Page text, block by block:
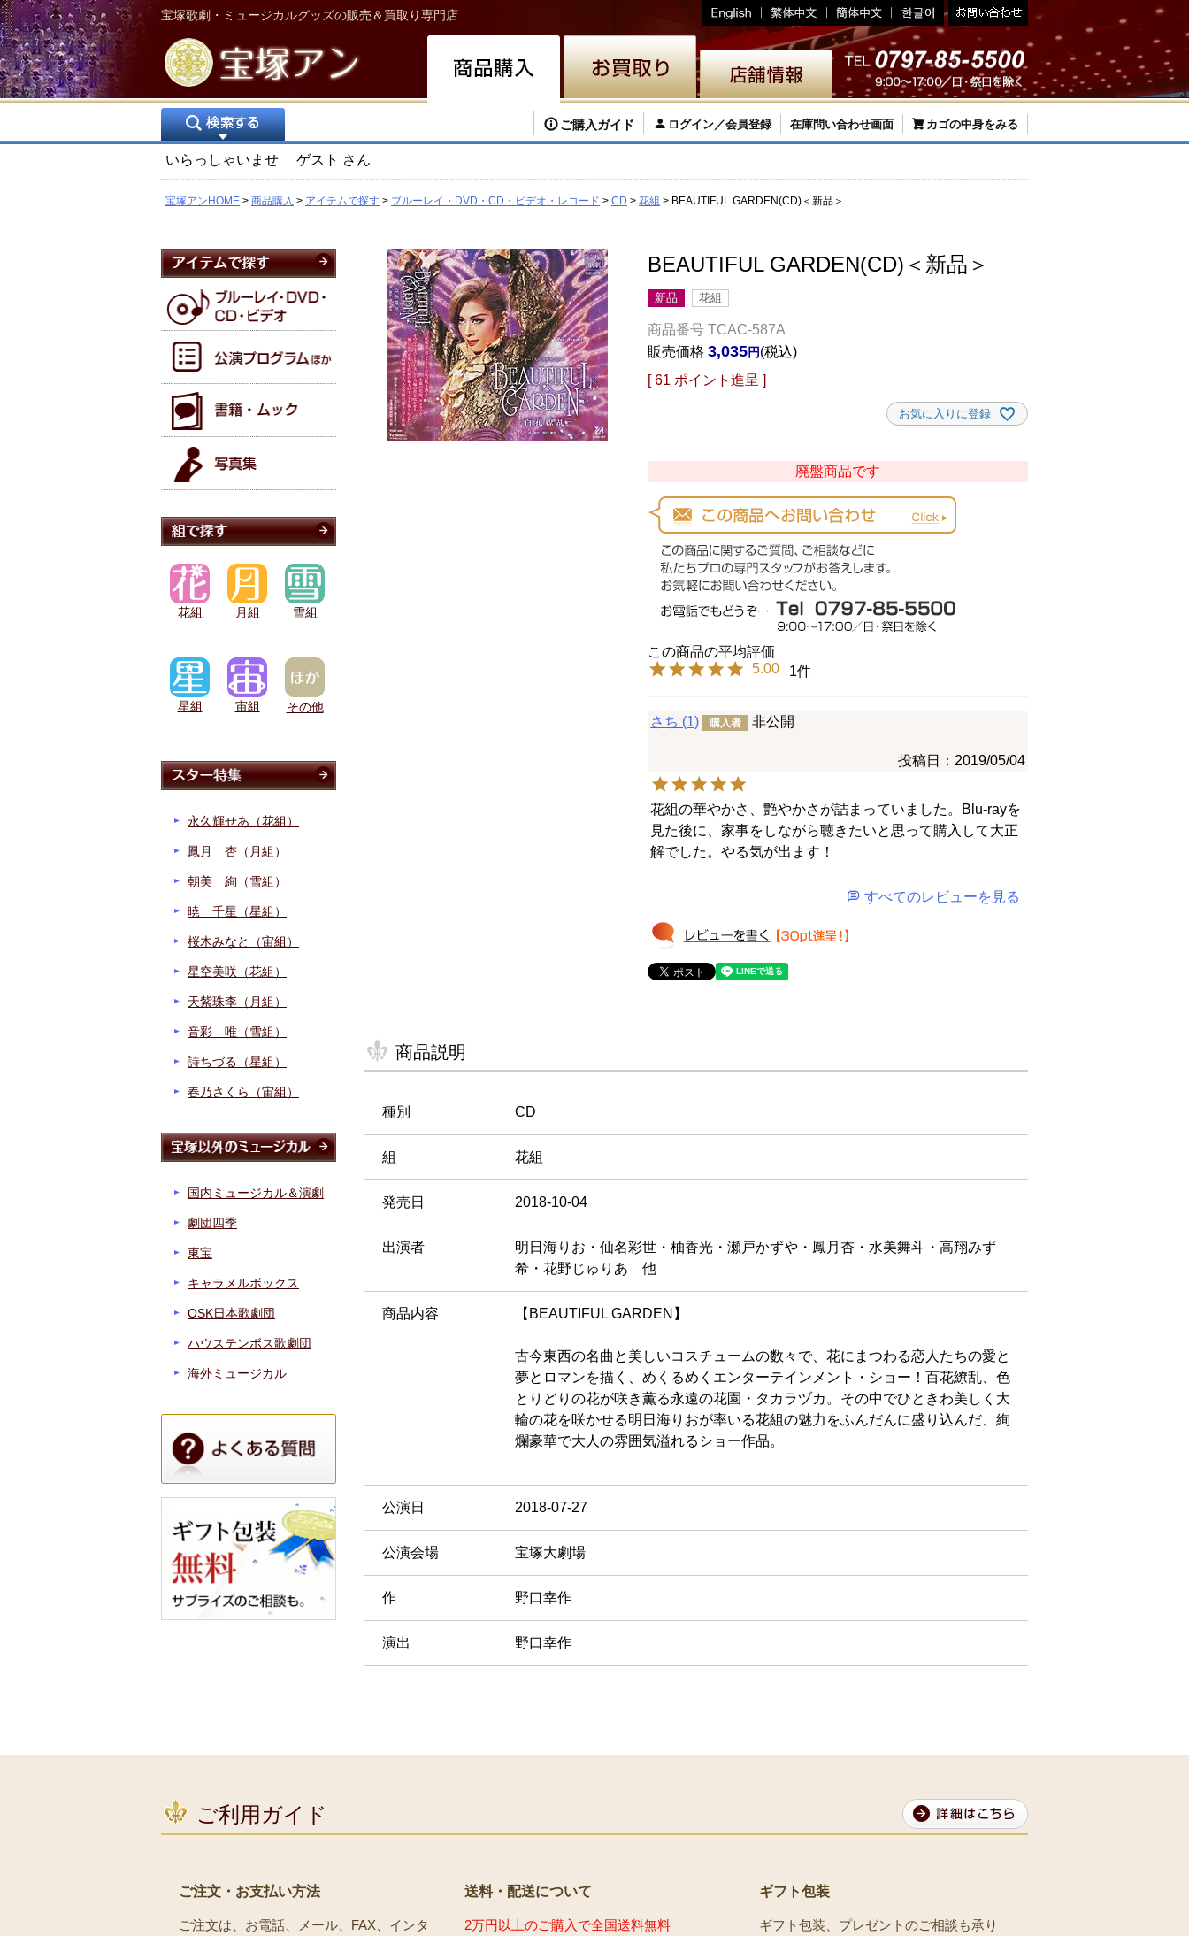
宝塚歌劇・ミュージカルグッズの販売＆買取り専門店
ご購入ガイド ログイン／会員登録 在庫問い合わせ画面 カゴの中身をみる
いらっしゃいませ ゲスト さん
宝塚アンHOME 商品購入 アイテムで探す ブルーレイ・DVD・CD・ビデオ・レコード CD 花組 BEAUTIFUL GARDEN(CD)＜新品＞
BEAUTIFUL GARDEN(CD)＜新品＞
新品 花組
商品番号 TCAC-587A
販売価格 3,035
税込
[ 61 ポイント進呈 ]
お気に入りに登録
廃盤商品です
5.00 1
さち 1 購入者 非公開
投稿日 2019/05/04
花組の華やかさ、艶やかさが詰まっていました。Blu-rayを
見た後に、家事をしながら聴きたいと思って購入して大正
解でした。やる気が出ます！
すべてのレビューを見る
商品説明
種別 CD
組 花組
発売日 2018-10-04
出演者
明日海りお・仙名彩世・柚香光・瀬戸かずや・鳳月杏・水美舞斗・高翔みず
希・花野じゅりあ 他
商品内容 【BEAUTIFUL GARDEN】
古今東西の名曲と美しいコスチュームの数々で、花にまつわる恋人たちの愛と
夢とロマンを描く、めくるめくエンターテインメント・ショー！百花繚乱、色
とりどりの花が咲き薫る永遠の花園・タカラヅカ。その中でひときわ美しく大
輪の花を咲かせる明日海りおが率いる花組の魅力をふんだんに盛り込んだ、絢
爛豪華で大人の雰囲気溢れるショー作品。
公演日 2018-07-27
公演会場 宝塚大劇場
作 野口幸作
演出 野口幸作
花組 月組 雪組
星組 宙組 その他
永久輝せあ（花組）
鳳月 杏（月組）
朝美 絢（雪組）
暁 千星（星組）
桜木みなと（宙組）
星空美咲（花組）
天紫珠李（月組）
音彩 唯（雪組）
詩ちづる（星組）
春乃さくら（宙組）
国内ミュージカル＆演劇
劇団四季
東宝
キャラメルボックス
OSK日本歌劇団
ハウステンボス歌劇団
海外ミュージカル
ご利用ガイド
ご注文・お支払い方法
ご注文は、お電話、メール、FAX、インタ
送料・配送について
2万円以上のご購入で全国送料無料
ギフト包装
ギフト包装、プレゼントのご相談も承り